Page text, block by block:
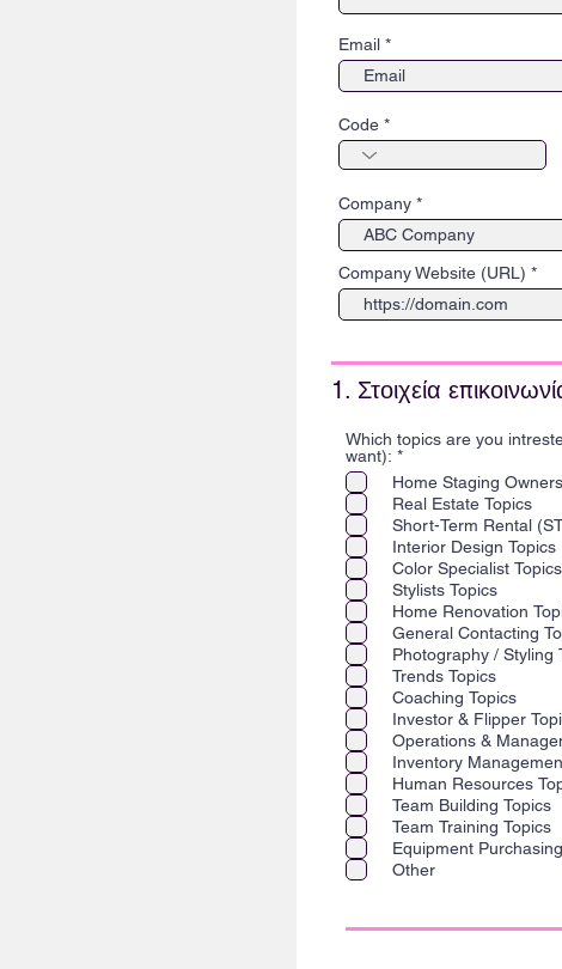
Email
Code
Company
Company Website (URL)
1. Στοιχεία
Which topics are you
want): *Α
α
ι
τ
ε
ί
τ
α
ι
Home Staging
Real Estate Topics
Short-Term Rental
Interior Design Topics
Color Specialist Topics
Stylists Topics
Home Renovation
General Contacting
Photography / Styling
Trends Topics
Coaching Topics
Investor & Flipper
Operations &
Inventory
Human Resources
Team Building Topics
Team Training Topics
Equipment
Other